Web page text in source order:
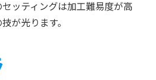
ッティングは加工難易度が高
が光ります。